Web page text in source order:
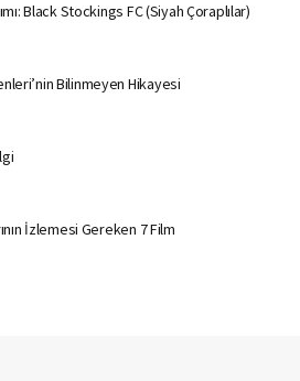
Black Stockings FC (Siyah Çoraplılar)
Bilinmeyen Hikayesi
İzlemesi Gereken 7 Film